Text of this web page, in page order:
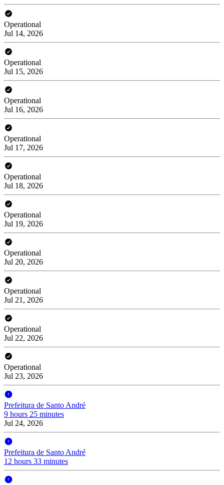
Operational
Jul 14, 2026
Operational
Jul 15, 2026
Operational
Jul 16, 2026
Operational
Jul 17, 2026
Operational
Jul 18, 2026
Operational
Jul 19, 2026
Operational
Jul 20, 2026
Operational
Jul 21, 2026
Operational
Jul 22, 2026
Operational
Jul 23, 2026
Prefeitura de Santo André
9 hours 25 minutes
Jul 24, 2026
Prefeitura de Santo André
12 hours 33 minutes